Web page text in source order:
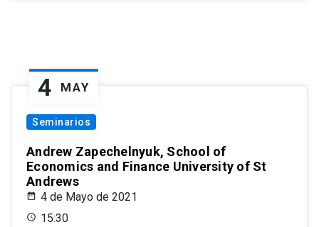
4 MAY
Seminarios
Andrew Zapechelnyuk, School of
Economics and Finance University of St
Andrews
4 de Mayo de 2021
15:30